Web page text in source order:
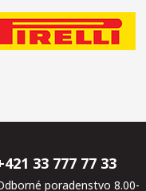
33 777 77 33
poradenstvo 8.00-